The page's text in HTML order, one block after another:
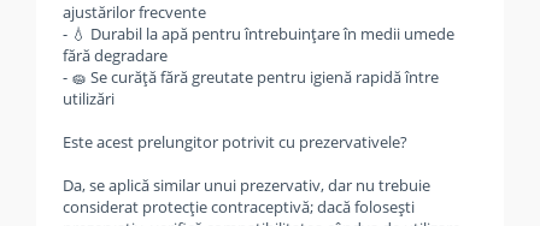
ajustărilor frecvente
- 💧 Durabil la apă pentru întrebuințare în medii umede
fără degradare
- 🧽 Se curăță fără greutate pentru igienă rapidă între
utilizări
Este acest prelungitor potrivit cu prezervativele?
Da, se aplică similar unui prezervativ, dar nu trebuie
considerat protecție contraceptivă; dacă folosești